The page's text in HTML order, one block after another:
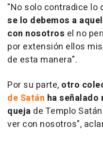
"No solo contradice lo
se lo debemos a
con nosotros el no
por extensión ellos
de esta manera".
Por su parte, otro
de Satán ha señalado
queja de Templo
ver con nosotros",